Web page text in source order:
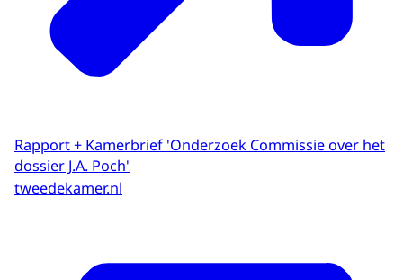
Rapport + Kamerbrief 'Onderzoek Commissie over het
dossier J.A. Poch'
tweedekamer.nl